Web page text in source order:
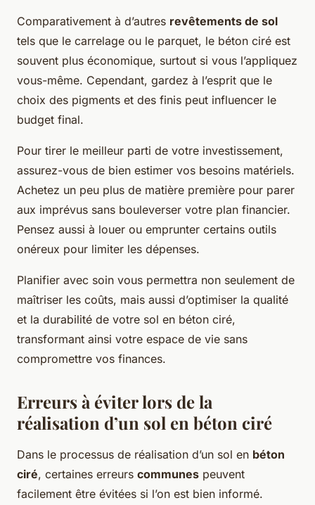
Comparativement à d’autres revêtements de sol
tels que le carrelage ou le parquet, le béton ciré est
souvent plus économique, surtout si vous l’appliquez
vous-même. Cependant, gardez à l’esprit que le
choix des pigments et des finis peut influencer le
budget final.
Pour tirer le meilleur parti de votre investissement,
assurez-vous de bien estimer vos besoins matériels.
Achetez un peu plus de matière première pour parer
aux imprévus sans bouleverser votre plan financier.
Pensez aussi à louer ou emprunter certains outils
onéreux pour limiter les dépenses.
Planifier avec soin vous permettra non seulement de
maîtriser les coûts, mais aussi d’optimiser la qualité
et la durabilité de votre sol en béton ciré,
transformant ainsi votre espace de vie sans
compromettre vos finances.
Erreurs à éviter lors de la
réalisation d’un sol en béton ciré
Dans le processus de réalisation d’un sol en béton
ciré, certaines erreurs communes peuvent
facilement être évitées si l’on est bien informé.